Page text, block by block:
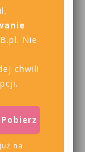
Nie
chwili
na